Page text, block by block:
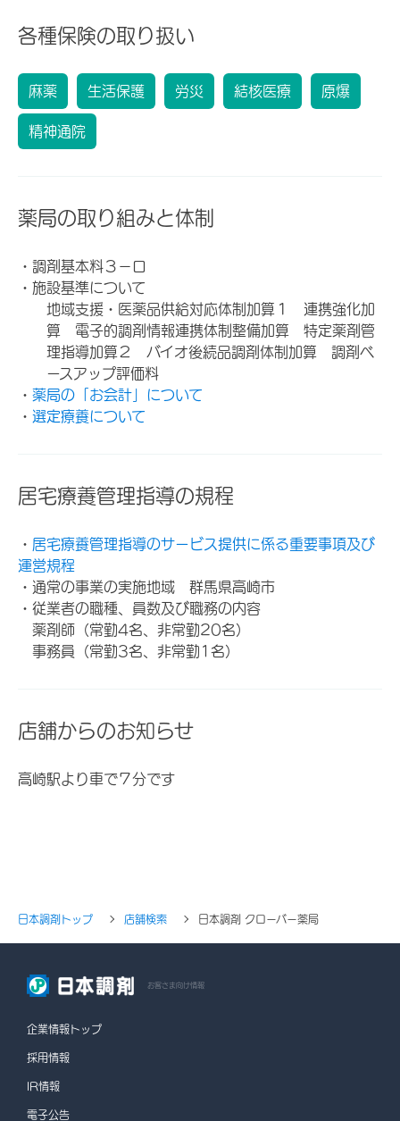
各種保険の取り扱い
麻薬 生活保護 労災 結核医療 原爆
精神通院
薬局の取り組みと体制
・調剤基本料３－ロ
・施設基準について
地域支援・医薬品供給対応体制加算１ 連携強化加
算 電子的調剤情報連携体制整備加算 特定薬剤管
理指導加算２ バイオ後続品調剤体制加算 調剤ベ
ースアップ評価料
・ 薬局の「お会計」について
・ 選定療養について
居宅療養管理指導の規程
・ 居宅療養管理指導のサービス提供に係る重要事項及び
運営規程
・通常の事業の実施地域 群馬県高崎市
・従業者の職種、員数及び職務の内容
薬剤師（常勤4名、非常勤20名）
事務員（常勤3名、非常勤1名）
店舗からのお知らせ
高崎駅より車で７分です
日本調剤トップ 店舗検索 日本調剤 クローバー薬局
お客さま向け情報
企業情報トップ
採用情報
IR情報
電子公告